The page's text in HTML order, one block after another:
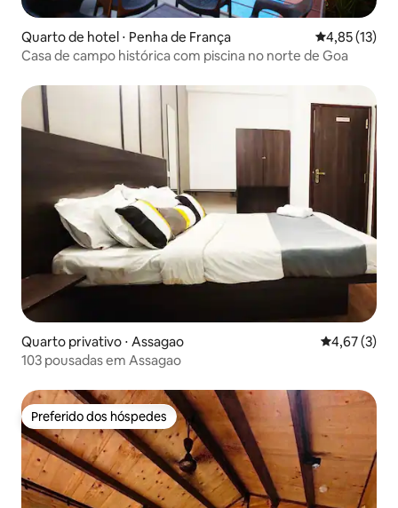
Quarto de hotel ⋅ Penha de França 4,85 de uma
4,85 (13)
Casa de campo histórica com piscina no norte de Goa
Quarto privativo ⋅ Assagao 4,67 de
4,67 (3)
103 pousadas em Assagao
Preferido dos hóspedes
Preferido dos hóspedes